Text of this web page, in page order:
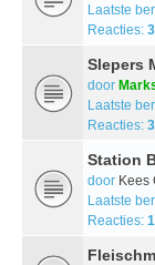
Laatste
Reacties: 3
Slepers
door
Laatste
Reacties: 3
Station
door Kees
Laatste
Reacties: 1